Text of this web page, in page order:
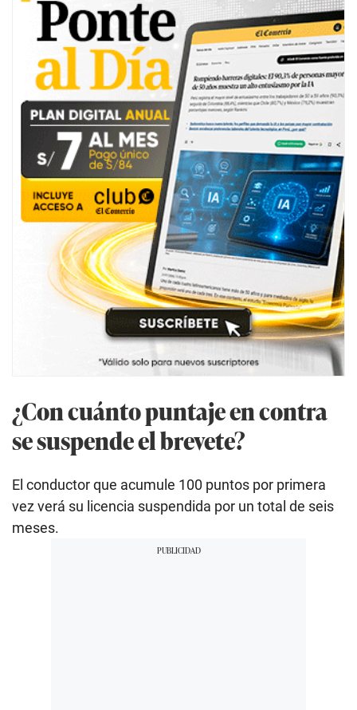
¿Con cuánto puntaje en contra
se suspende el brevete?
El conductor que acumule 100 puntos por primera
vez verá su licencia suspendida por un total de seis
meses.